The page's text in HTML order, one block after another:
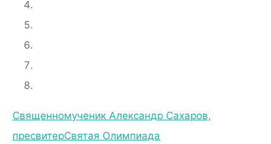
Священномученик Александр Сахаров,
пресвитерСвятая Олимпиада